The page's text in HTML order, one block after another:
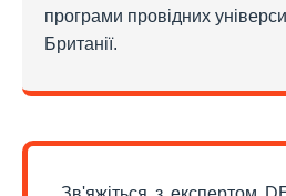
програми провідних
Британії.